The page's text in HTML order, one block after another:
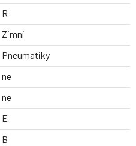
R
Zimní
Pneumatiky
ne
ne
E
B